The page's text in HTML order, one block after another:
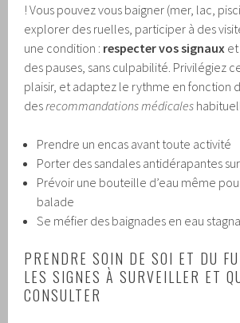
! Vous pouvez vous baigner (mer, lac,
explorer des ruelles, participer à des
une condition : respecter vos signaux
des pauses, sans culpabilité. Privilégiez
plaisir, et adaptez le rythme en fonction
desrecommandations médicales
Prendre un encas avant toute activité
Porter des sandales antidérapantes
Prévoir une bouteille d’eau même
balade
Se méfier des baignades en eau
PRENDRE SOIN DE SOI ET DU
LES SIGNES À SURVEILLER ET
CONSULTER